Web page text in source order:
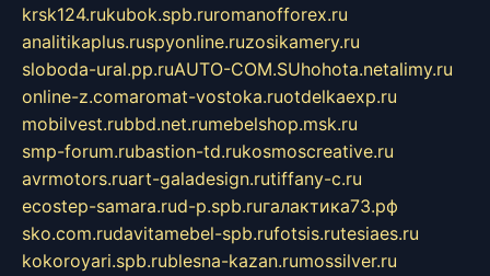
krsk124.rukubok.spb.ruromanofforex.ru
analitikaplus.ruspyonline.ruzosikamery.ru
sloboda-ural.pp.ruAUTO-COM.SUhohota.netalimy.ru
online-z.comaromat-vostoka.ruotdelkaexp.ru
mobilvest.rubbd.net.rumebelshop.msk.ru
smp-forum.rubastion-td.rukosmoscreative.ru
avrmotors.ruart-galadesign.rutiffany-c.ru
ecostep-samara.rud-p.spb.ruгалактика73.рф
sko.com.rudavitamebel-spb.rufotsis.rutesiaes.ru
kokoroyari.spb.rublesna-kazan.rumossilver.ru